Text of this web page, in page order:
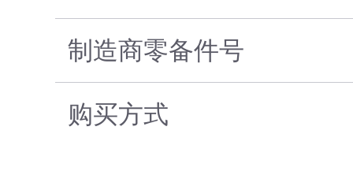
制造商零备件号
购买方式